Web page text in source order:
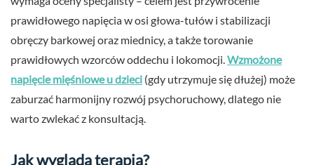
prawidłowego napięcia w osi głowa-tułów i stabilizacji
obręczy barkowej oraz miednicy, a także torowanie
prawidłowych wzorców oddechu i lokomocji.Wzmożone
napięcie mięśniowe u dzieci (gdy utrzymuje się dłużej) może
zaburzać harmonijny rozwój psychoruchowy, dlatego nie
warto zwlekać z konsultacją.
Jak wygląda terapia?